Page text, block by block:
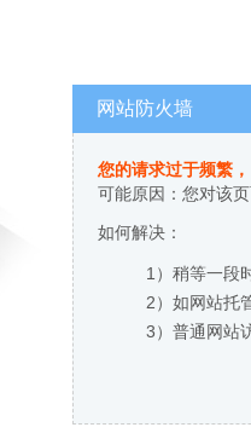
网站防火墙
您的请求过于频繁
可能原因：您对该
如何解决：
1）稍等一段
2）如网站托
3）普通网站